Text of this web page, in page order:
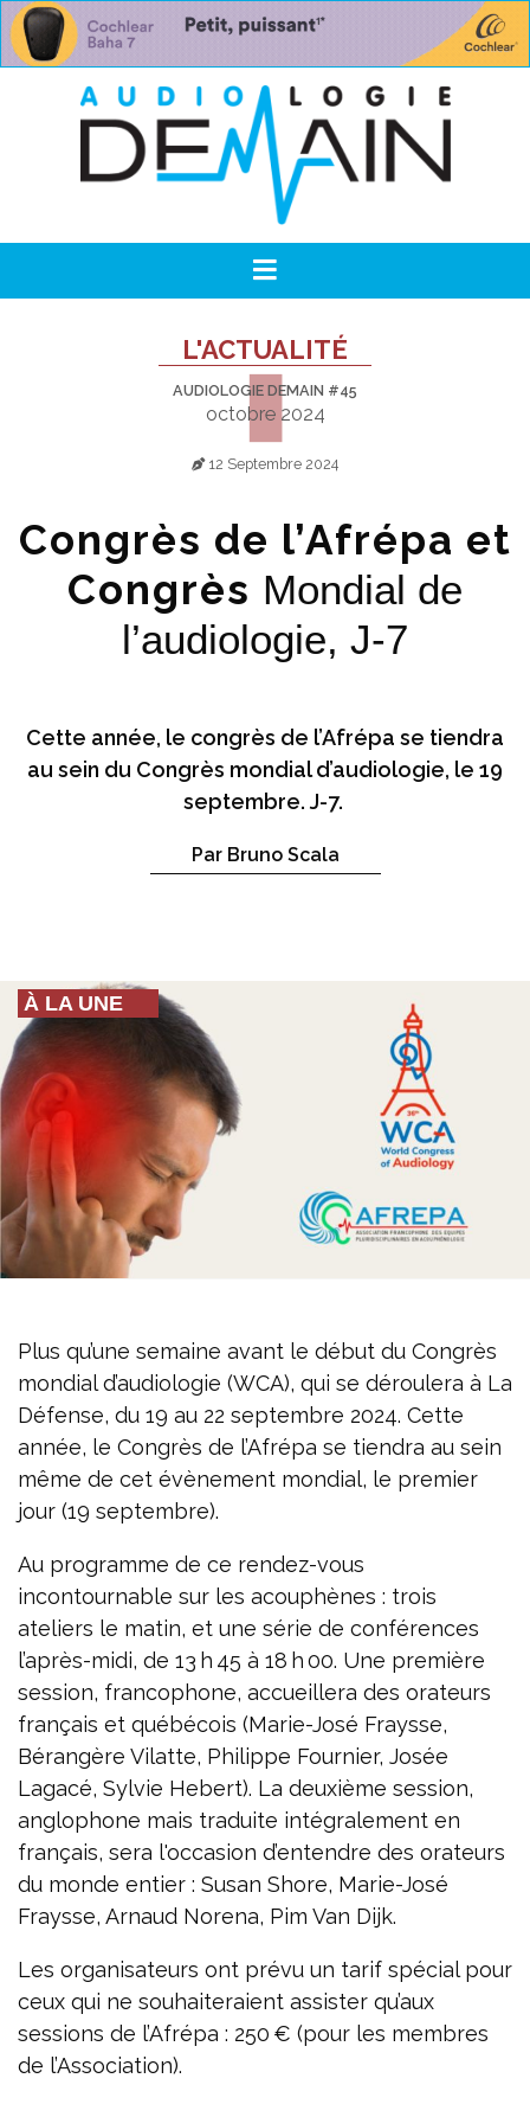
L'ACTUALITÉ
AUDIOLOGIE DEMAIN #45
octobre 2024
12 Septembre 2024
Congrès de l’Afrépa et
Congrès Mondial de
l’audiologie, J-7
Cette année, le congrès de l’Afrépa se tiendra
au sein du Congrès mondial d’audiologie, le 19
septembre. J-7.
Par Bruno Scala
À LA UNE
Plus qu’une semaine avant le début du Congrès
mondial d’audiologie (WCA), qui se déroulera à La
Défense, du 19 au 22 septembre 2024. Cette
année, le Congrès de l’Afrépa se tiendra au sein
même de cet évènement mondial, le premier
jour (19 septembre).
Au programme de ce rendez-vous
incontournable sur les acouphènes : trois
ateliers le matin, et une série de conférences
l’après-midi, de 13 h 45 à 18 h 00. Une première
session, francophone, accueillera des orateurs
français et québécois (Marie-José Fraysse,
Bérangère Vilatte, Philippe Fournier, Josée
Lagacé, Sylvie Hebert). La deuxième session,
anglophone mais traduite intégralement en
français, sera l'occasion d’entendre des orateurs
du monde entier : Susan Shore, Marie-José
Fraysse, Arnaud Norena, Pim Van Dijk.
Les organisateurs ont prévu un tarif spécial pour
ceux qui ne souhaiteraient assister qu’aux
sessions de l’Afrépa : 250 € (pour les membres
de l’Association).